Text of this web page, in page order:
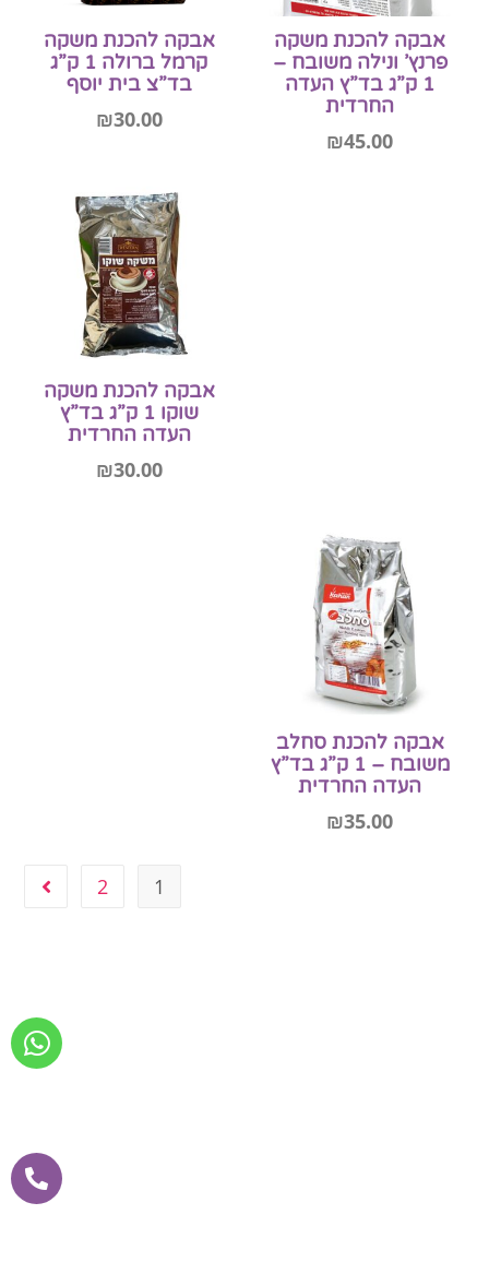
אבקה להכנת משקה
פרנץ’ ונילה משובח –
1 ק”ג בד”ץ העדה
החרדית
₪45.00
אבקה להכנת משקה
קרמל ברולה 1 ק”ג
בד”צ בית יוסף
₪30.00
הוספה לסל
אבקה להכנת משקה
שוקו 1 ק”ג בד”ץ
העדה החרדית
₪30.00
אבקה להכנת סחלב
משובח – 1 ק”ג בד”ץ
העדה החרדית
₪35.00
1
2